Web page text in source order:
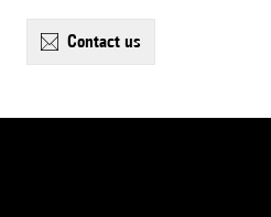
contact us